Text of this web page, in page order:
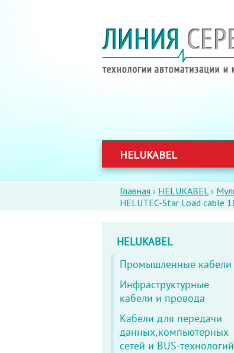
HELUKABEL
ВЫ
ЗДЕСЬ
Главная › HELUKABEL›
HELUTEC-Star Load cable
HELUKABEL
Промышленные кабели
Инфраструктурные
кабели и провода
Кабели для передачи
данных,компьютерных
сетей и BUS-технологий